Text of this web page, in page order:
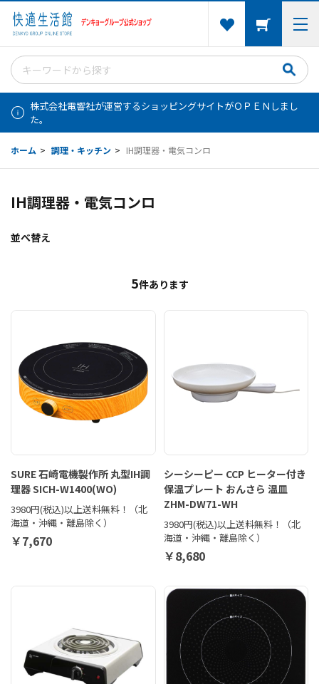
株式会社電響社が運営するショッピングサイトがＯＰＥＮしまし
た。
ホーム > 調理・キッチン > IH調理器・電気コンロ
IH調理器・電気コンロ
並べ替え
5件あります
SURE 石崎電機製作所 丸型IH調
理器 SICH-W1400(WO)
3980円(税込)以上送料無料！（北
海道・沖縄・離島除く）
￥7,670
シーシーピー CCP ヒーター付き
保温プレート おんさら 温皿
ZHM-DW71-WH
3980円(税込)以上送料無料！（北
海道・沖縄・離島除く）
￥8,680